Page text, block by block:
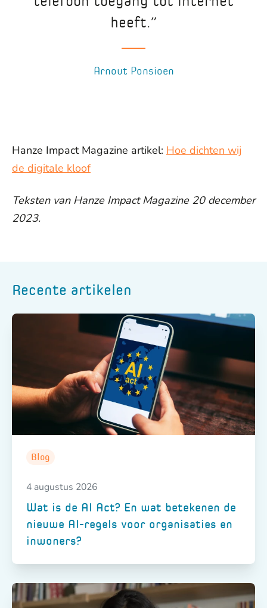
heeft.”
Arnout Ponsioen
Hanze Impact Magazine artikel: Hoe dichten wij
de digitale kloof
Teksten van Hanze Impact Magazine 20 december
2023.
Recente artikelen
Blog
4 augustus 2026
Wat is de AI Act? En wat betekenen de
nieuwe AI-regels voor organisaties en
inwoners?